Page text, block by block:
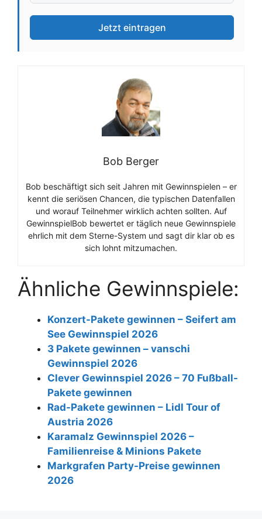
Jetzt eintragen
Bob Berger
Bob beschäftigt sich seit Jahren mit Gewinnspielen – er
kennt die seriösen Chancen, die typischen Datenfallen
und worauf Teilnehmer wirklich achten sollten. Auf
GewinnspielBob bewertet er täglich neue Gewinnspiele
ehrlich mit dem Sterne-System und sagt dir klar ob es
sich lohnt mitzumachen.
Ähnliche Gewinnspiele:
Konzert-Pakete gewinnen – Seifert am
See Gewinnspiel 2026
3 Pakete gewinnen – vanschi
Gewinnspiel 2026
Clever Gewinnspiel 2026 – 70 Fußball-
Pakete gewinnen
Rad-Pakete gewinnen – Lidl Tour of
Austria 2026
Karamalz Gewinnspiel 2026 –
Familienreise & Minions Pakete
Markgrafen Party-Preise gewinnen
2026